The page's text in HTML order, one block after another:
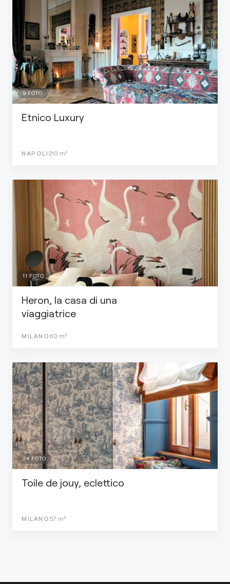
9 FOTO
Etnico Luxury
NAPOLI 210 m²
11 FOTO
Heron, la casa di una
viaggiatrice
MILANO 60 m²
24 FOTO
Toile de jouy, eclettico
MILANO 57 m²